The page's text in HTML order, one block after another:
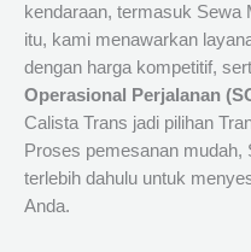
kendaraan, termasuk Sewa
itu, kami menawarkan
dengan harga kompetitif,
Operasional Perjalanan
Calista Trans jadi pilihan
Proses pemesanan mudah,
terlebih dahulu untuk
Anda.